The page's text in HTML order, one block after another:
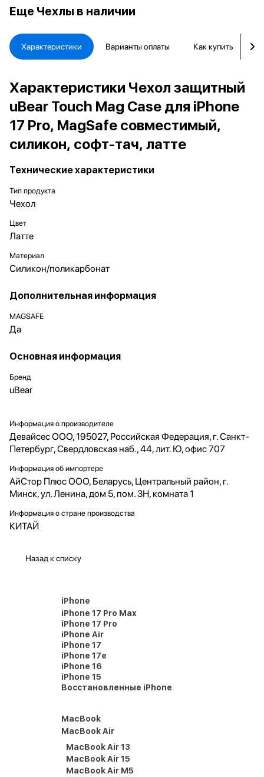
Еще Чехлы в наличии
Характеристики Варианты оплаты Как купить
Характеристики Чехол защитный
uBear Touch Mag Case для iPhone
17 Pro, MagSafe совместимый,
силикон, софт-тач, латте
Технические характеристики
Тип продукта
Чехол
Цвет
Латте
Материал
Силикон/поликарбонат
Дополнительная информация
MAGSAFE
Да
Основная информация
Бренд
uBear
Информация о производителе
Девайсес ООО, 195027, Российская Федерация, г. Санкт-
Петербург, Свердловская наб., 44, лит. Ю, офис 707
Информация об импортере
АйСтор Плюс ООО, Беларусь, Центральный район, г.
Минск, ул. Ленина, дом 5, пом. 3Н, комната 1
Информация о стране производства
КИТАЙ
Назад к списку
iPhone
iPhone 17 Pro Max
iPhone 17 Pro
iPhone Air
iPhone 17
iPhone 17e
iPhone 16
iPhone 15
Восстановленные iPhone
MacBook
MacBook Air
MacBook Air 13
MacBook Air 15
MacBook Air M5